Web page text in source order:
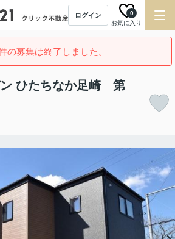
ログイン
お気に入り
0
の募集は終了しました。
ン ひたちなか足崎 第